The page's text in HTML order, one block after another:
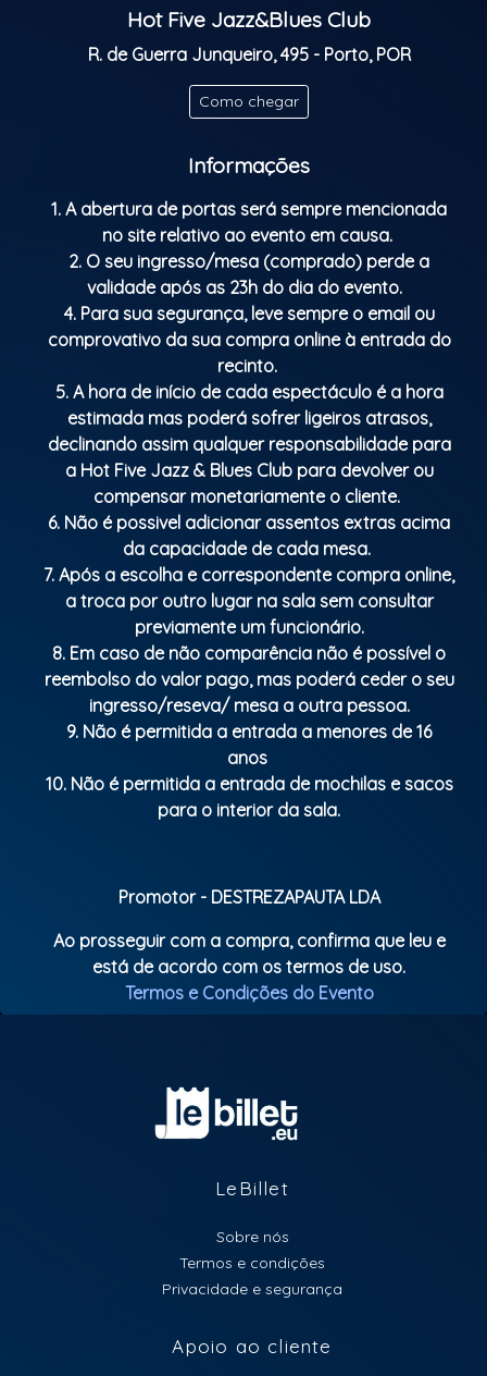
Session!
Classificação etária: M/16
Hot Five Jazz&Blues Club
R. de Guerra Junqueiro, 495 - Porto, POR
Como chegar
Informações
1. A abertura de portas será sempre mencionada
no site relativo ao evento em causa.
2. O seu ingresso/mesa (comprado) perde a
validade após as 23h do dia do evento.
4. Para sua segurança, leve sempre o email ou
comprovativo da sua compra online à entrada do
recinto.
5. A hora de início de cada espectáculo é a hora
estimada mas poderá sofrer ligeiros atrasos,
declinando assim qualquer responsabilidade para
a Hot Five Jazz & Blues Club para devolver ou
compensar monetariamente o cliente.
6. Não é possivel adicionar assentos extras acima
da capacidade de cada mesa.
7. Após a escolha e correspondente compra online,
a troca por outro lugar na sala sem consultar
previamente um funcionário.
8. Em caso de não comparência não é possível o
reembolso do valor pago, mas poderá ceder o seu
ingresso/reseva/ mesa a outra pessoa.
9. Não é permitida a entrada a menores de 16
anos
10. Não é permitida a entrada de mochilas e sacos
para o interior da sala.
Promotor - DESTREZAPAUTA LDA
Ao prosseguir com a compra, confirma que leu e
está de acordo com os termos de uso.
Termos e Condições do Evento
LeBillet
Sobre nós
Termos e condições
Privacidade e segurança
Apoio ao cliente